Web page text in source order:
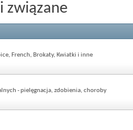
związane
French, Brokaty, Kwiatki i inne
- pielęgnacja, zdobienia, choroby